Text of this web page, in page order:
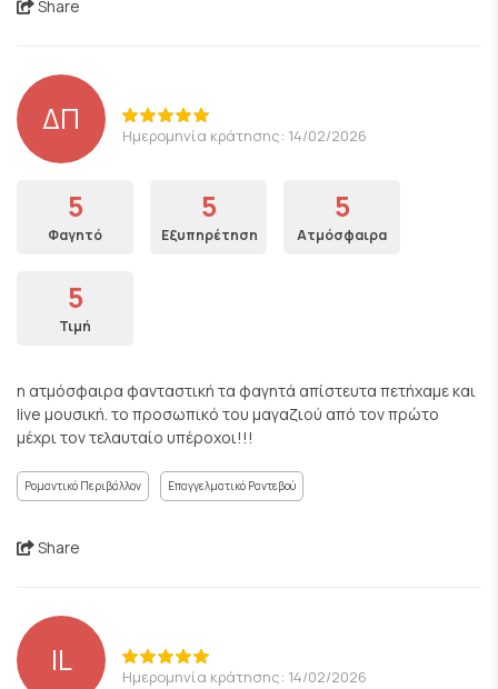
Share
ΔΠ Ημερομηνία κράτησης: 14/02/2026
5
Φαγητό
5
Εξυπηρέτηση
5
Ατμόσφαιρα
5
Τιμή
η ατμόσφαιρα φανταστική τα φαγητά απίστευτα πετήχαμε και
live μουσική. το προσωπικό του μαγαζιού από τον πρώτο
μέχρι τον τελαυταίο υπέροχοι!!!
Ρομαντικό Περιβάλλον Επαγγελματικό Ραντεβού
Share
IL Ημερομηνία κράτησης: 14/02/2026